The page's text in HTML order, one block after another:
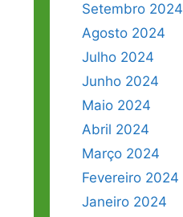
Setembro 2024
Agosto 2024
Julho 2024
Junho 2024
Maio 2024
Abril 2024
Março 2024
Fevereiro 2024
Janeiro 2024